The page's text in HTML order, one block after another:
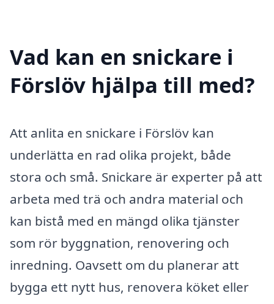
Vad kan en snickare i
Förslöv hjälpa till med?
Att anlita en snickare i Förslöv kan
underlätta en rad olika projekt, både
stora och små. Snickare är experter på att
arbeta med trä och andra material och
kan bistå med en mängd olika tjänster
som rör byggnation, renovering och
inredning. Oavsett om du planerar att
bygga ett nytt hus, renovera köket eller